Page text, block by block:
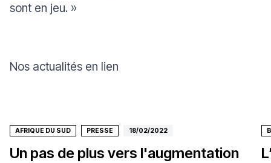
sont en jeu. »
Nos actualités en lien
AFRIQUE DU SUD PRESSE 18/02/2022
Un pas de plus vers l'augmentation